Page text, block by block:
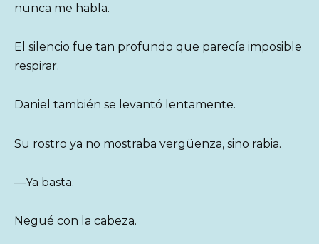
nunca me habla.
El silencio fue tan profundo que parecía imposible
respirar.
Daniel también se levantó lentamente.
Su rostro ya no mostraba vergüenza, sino rabia.
—Ya basta.
Negué con la cabeza.